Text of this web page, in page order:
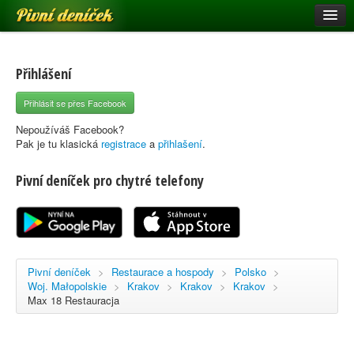
Pivní deníček
Pivní mapa
Pivní značky
Nápověda
Registrace
Přihlášení
Přihlásit se přes Facebook
Nepoužíváš Facebook?
Pak je tu klasická registrace a přihlašení.
Pivní deníček pro chytré telefony
Pivní deníček > Restaurace a hospody > Polsko >
Woj. Małopolskie > Krakov > Krakov > Krakov >
Max 18 Restauracja